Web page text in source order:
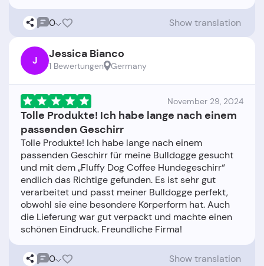
0 Show translation
J Jessica Bianco
1 Bewertungen Germany
November 29, 2024
Tolle Produkte! Ich habe lange nach einem
passenden Geschirr
Tolle Produkte! Ich habe lange nach einem
passenden Geschirr für meine Bulldogge gesucht
und mit dem „Fluffy Dog Coffee Hundegeschirr“
endlich das Richtige gefunden. Es ist sehr gut
verarbeitet und passt meiner Bulldogge perfekt,
obwohl sie eine besondere Körperform hat. Auch
die Lieferung war gut verpackt und machte einen
0 Show translation